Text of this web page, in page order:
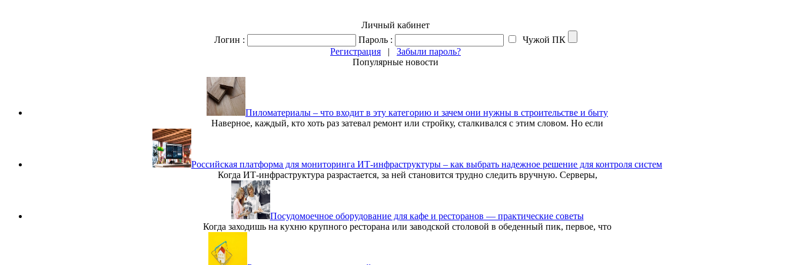
Личный кабинет
Логин :
Пароль :
Чужой ПК
Регистрация | Забыли пароль?
Популярные новости
Пиломатериалы – что входит в эту категорию и зачем они нужны в строительстве и быту
Наверное, каждый, кто хоть раз затевал ремонт или стройку, сталкивался с этим словом. Но если
Российская платформа для мониторинга ИТ-инфраструктуры – как выбрать надежное решение для контроля систем
Когда ИТ-инфраструктура разрастается, за ней становится трудно следить вручную. Серверы,
Посудомоечное оборудование для кафе и ресторанов — практические советы
Когда заходишь на кухню крупного ресторана или заводской столовой в обеденный пик, первое, что